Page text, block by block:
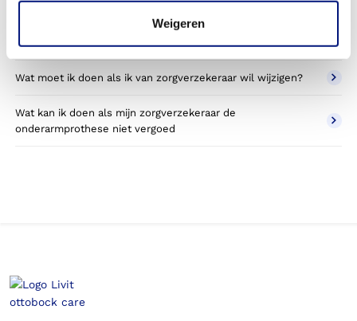
Weigeren
betaald door mijn zorgverzekering?
Betaal ik een eigen bijdrage voor de onderarmprothese?
Wat moet ik doen als ik van zorgverzekeraar wil wijzigen?
Wat kan ik doen als mijn zorgverzekeraar de
onderarmprothese niet vergoed